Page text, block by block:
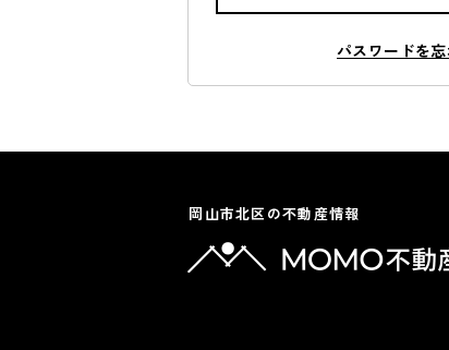
パスワードを
岡山市北区の不動産情報